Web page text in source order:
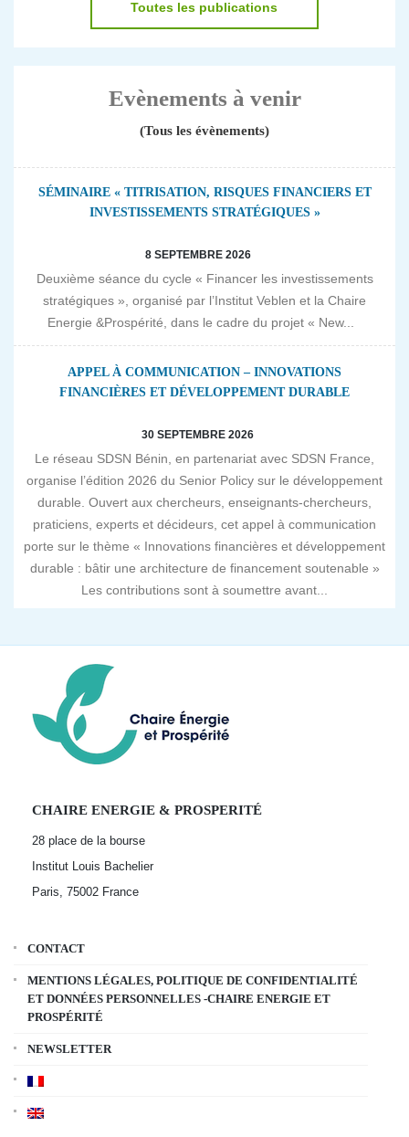
Toutes les publications
Evènements à venir
(Tous les évènements)
SÉMINAIRE « TITRISATION, RISQUES FINANCIERS ET
INVESTISSEMENTS STRATÉGIQUES »
8 SEPTEMBRE 2026
Deuxième séance du cycle « Financer les investissements
stratégiques », organisé par l’Institut Veblen et la Chaire
Energie &Prospérité, dans le cadre du projet « New...
APPEL À COMMUNICATION – INNOVATIONS
FINANCIÈRES ET DÉVELOPPEMENT DURABLE
30 SEPTEMBRE 2026
Le réseau SDSN Bénin, en partenariat avec SDSN France,
organise l’édition 2026 du Senior Policy sur le développement
durable. Ouvert aux chercheurs, enseignants-chercheurs,
praticiens, experts et décideurs, cet appel à communication
porte sur le thème « Innovations financières et développement
durable : bâtir une architecture de financement soutenable »
Les contributions sont à soumettre avant...
CHAIRE ENERGIE & PROSPERITÉ
28 place de la bourse
Institut Louis Bachelier
Paris, 75002 France
CONTACT
MENTIONS LÉGALES, POLITIQUE DE CONFIDENTIALITÉ
ET DONNÉES PERSONNELLES -CHAIRE ENERGIE ET
PROSPÉRITÉ
NEWSLETTER